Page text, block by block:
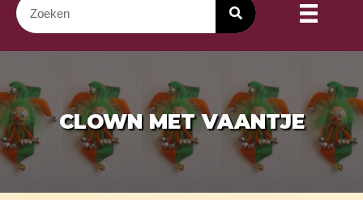
CLOWN MET VAANTJE